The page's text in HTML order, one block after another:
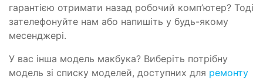
гарантією отримати назад робочий комп’ютер? Тоді
зателефонуйте нам або напишіть у будь-якому
месенджері.
У вас інша модель макбука? Виберіть потрібну
модель зі списку моделей, доступних для ремонту